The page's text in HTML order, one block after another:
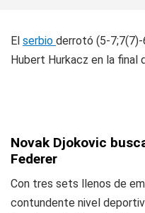
El serbio derrotó (5-
Hubert Hurkacz en la final
Novak Djokovic
Federer
Con tres sets llenos de
contundente nivel